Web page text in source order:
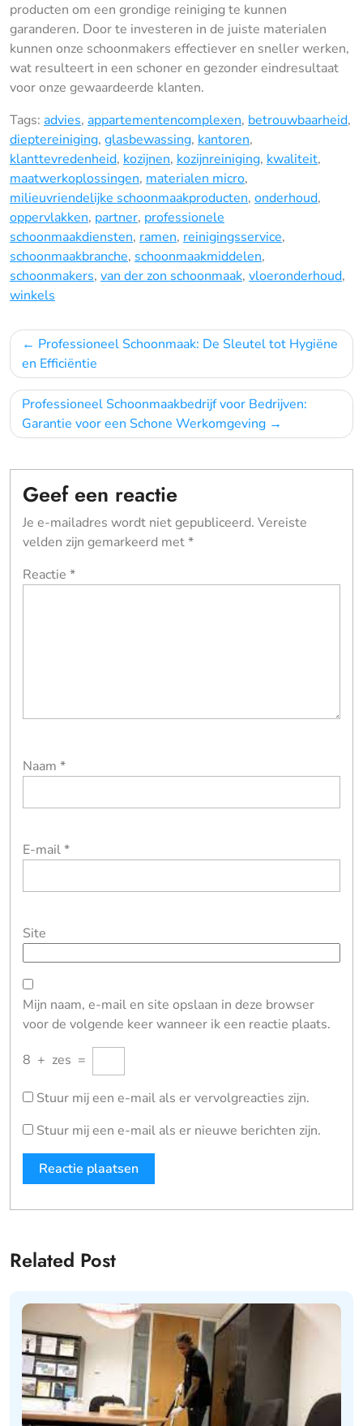
producten om een grondige reiniging te kunnen
garanderen. Door te investeren in de juiste materialen
kunnen onze schoonmakers effectiever en sneller werken,
wat resulteert in een schoner en gezonder eindresultaat
voor onze gewaardeerde klanten.
Tags: advies, appartementencomplexen, betrouwbaarheid,
dieptereiniging, glasbewassing, kantoren,
klanttevredenheid, kozijnen, kozijnreiniging, kwaliteit,
maatwerkoplossingen, materialen micro,
milieuvriendelijke schoonmaakproducten, onderhoud,
oppervlakken, partner, professionele
schoonmaakdiensten, ramen, reinigingsservice,
schoonmaakbranche, schoonmaakmiddelen,
schoonmakers, van der zon schoonmaak, vloeronderhoud,
winkels
Bericht
navigatie
Professioneel Schoonmaak: De Sleutel tot Hygiëne
en Efficiëntie
Professioneel Schoonmaakbedrijf voor Bedrijven:
Garantie voor een Schone Werkomgeving
Geef een reactie
Je e-mailadres wordt niet gepubliceerd. Vereiste
velden zijn gemarkeerd met*
Reactie *
Naam *
E-mail*
Site
Mijn naam, e-mail en site opslaan in deze browser
voor de volgende keer wanneer ik een reactie plaats.
8 + zes =
Stuur mij een e-mail als er vervolgreacties zijn.
Stuur mij een e-mail als er nieuwe berichten zijn.
Related Post